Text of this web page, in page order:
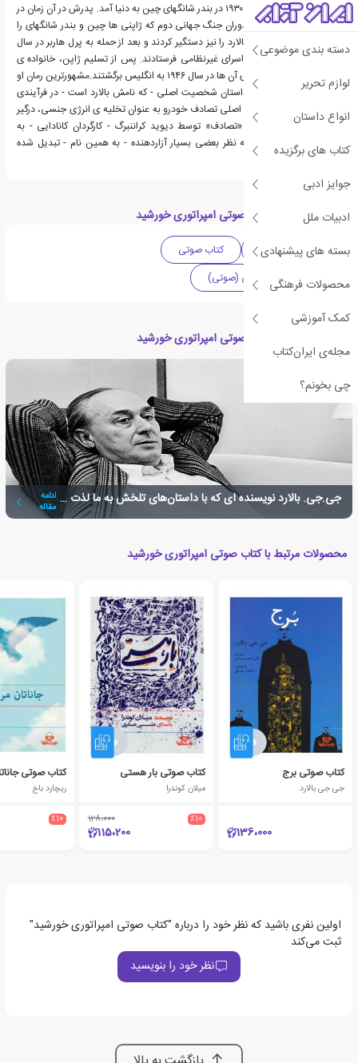
دسته بندی موضوعی
لوازم تحریر
انواع داستان
کتاب های برگزیده
جوایز ادبی
ادبیات ملل
بسته های پیشنهادی
محصولات فرهنگی
کمک آموزشی
مجله‌ی ایران‌کتاب
چی بخونم؟
جیمز گراهام بالارد در سال ۱۹۳۰ در بندر شانگهای چین به دنیا آمد. پدرش در آن زمان در
چین تجارت می کرد. در دوران جنگ جهانی دوم که ژاپنی ها چین و بندر شانگهای را
تصرف کردند، خانواده ی بالارد را نیز دستگیر کردند و بعد از حمله به پرل هاربر در سال
۱۹۴۱، آن ها را به اردوگاه اسرای غیرنظامی فرستادند. پس از تسلیم ژاپن، خانواده ی
بالارد را آزاد کردند و همه ی آن ها در سال ۱۹۴۶ به انگلیس برگشتند.مشهورترین رمان او
تصادف است که در این داستان شخصیت اصلی - که نامش بالارد است - در فرآیندی
وسواس گونه، حول محور اصلی تصادف خودرو به عنوان تخلیه ی انرژی جنسی، درگیر
می گردد.همچنین، رمان «تصادف» توسط دیوید کراننبرگ - کارگردان کانادایی - به
فیلمی جنجال برانگیز و به نظر بعضی بسیار آزاردهنده - به همین نام - تبدیل شده
است.
دسته بندی های کتاب صوتی امپراتوری خورشید
صوتی و تصویری
کتاب صوتی
داستان و رمان خارجی (صوتی)
مقالات مرتبط با کتاب صوتی امپراتوری خورشید
جی.جی. بالارد نویسنده ای که با داستان‌های تلخش به ما لذت داد ادامه
مقاله
محصولات مرتبط با کتاب صوتی امپراتوری خورشید
کتاب صوتی برج
جی جی بالارد
136،000
کتاب صوتی بار هستی
میلان کوندرا
٪10 128،000
115،200
ریچارد باخ
٪10
اولین نفری باشید که نظر خود را درباره "کتاب صوتی امپراتوری خورشید"
ثبت می‌کند
نظر خود را بنویسید